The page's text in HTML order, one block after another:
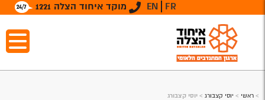
מוקד איחוד הצלה 1221 EN FR
> ראשי > יוסי קצבורג > יוסי קצבורג